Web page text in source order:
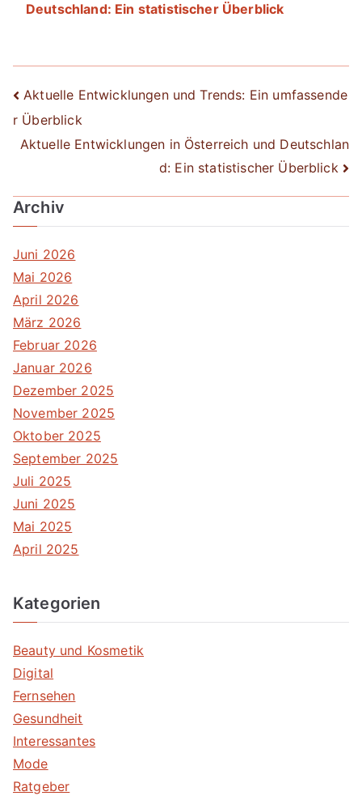
Deutschland: Ein statistischer Überblick
Beitrags-
Navigation
Aktuelle Entwicklungen und Trends: Ein umfassende
r Überblick
Aktuelle Entwicklungen in Österreich und Deutschlan
d: Ein statistischer Überblick
Archiv
Juni 2026
Mai 2026
April 2026
März 2026
Februar 2026
Januar 2026
Dezember 2025
November 2025
Oktober 2025
September 2025
Juli 2025
Juni 2025
Mai 2025
April 2025
Kategorien
Beauty und Kosmetik
Digital
Fernsehen
Gesundheit
Interessantes
Mode
Ratgeber